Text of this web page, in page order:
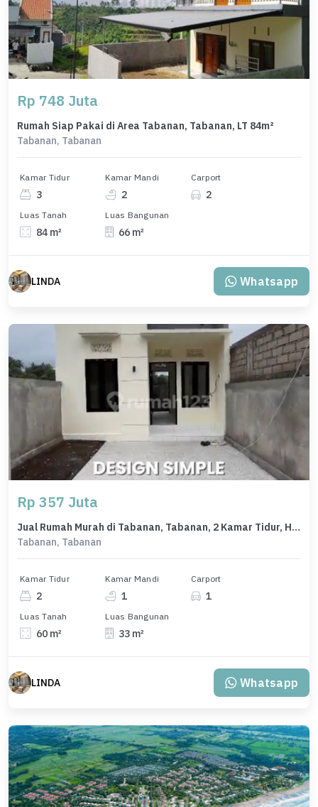
Rp 748 Juta
Rumah Siap Pakai di Area Tabanan, Tabanan, LT 84m²
Tabanan, Tabanan
Kamar Tidur
3
Kamar Mandi
2
Carport
2
Luas Tanah
84 m²
Luas Bangunan
66 m²
LINDA Whatsapp
Rp 357 Juta
Jual Rumah Murah di Tabanan, Tabanan, 2 Kamar Tidur, Harga Terbaik
Tabanan, Tabanan
Kamar Tidur
2
Kamar Mandi
1
Carport
1
Luas Tanah
60 m²
Luas Bangunan
33 m²
LINDA Whatsapp